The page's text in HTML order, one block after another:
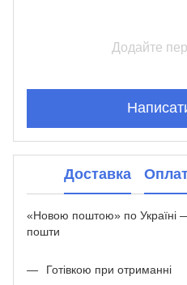
Додайте
Доставка
«Новою поштою» по Україні —
пошти
Готівкою при отриманні